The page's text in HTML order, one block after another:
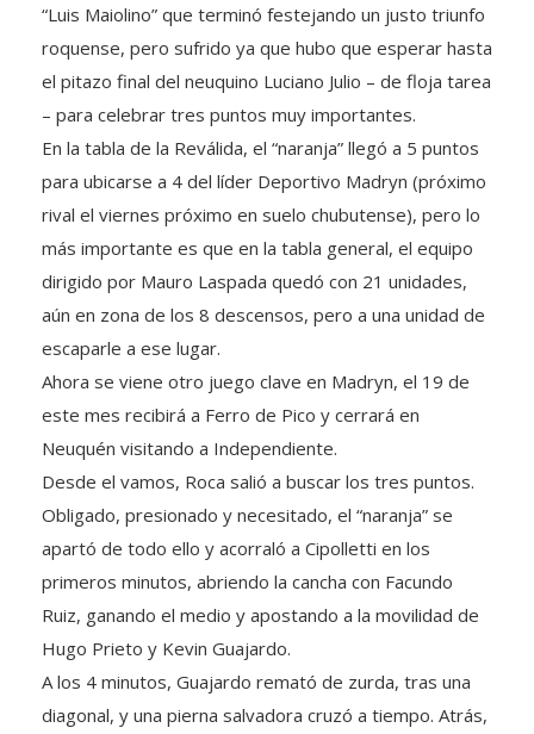
roquense, pero sufrido ya que hubo que esperar hasta
el pitazo final del neuquino Luciano Julio – de floja tarea
– para celebrar tres puntos muy importantes.
En la tabla de la Reválida, el “naranja” llegó a 5 puntos
para ubicarse a 4 del líder Deportivo Madryn (próximo
rival el viernes próximo en suelo chubutense), pero lo
más importante es que en la tabla general, el equipo
dirigido por Mauro Laspada quedó con 21 unidades,
aún en zona de los 8 descensos, pero a una unidad de
escaparle a ese lugar.
Ahora se viene otro juego clave en Madryn, el 19 de
este mes recibirá a Ferro de Pico y cerrará en
Neuquén visitando a Independiente.
Desde el vamos, Roca salió a buscar los tres puntos.
Obligado, presionado y necesitado, el “naranja” se
apartó de todo ello y acorraló a Cipolletti en los
primeros minutos, abriendo la cancha con Facundo
Ruiz, ganando el medio y apostando a la movilidad de
Hugo Prieto y Kevin Guajardo.
A los 4 minutos, Guajardo remató de zurda, tras una
diagonal, y una pierna salvadora cruzó a tiempo. Atrás,
cerca de Crespo, Prieto cayó con la marca de